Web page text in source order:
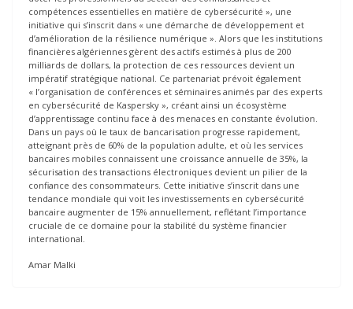
compétences essentielles en matière de cybersécurité », une
initiative qui s’inscrit dans « une démarche de développement et
d’amélioration de la résilience numérique ». Alors que les institutions
financières algériennes gèrent des actifs estimés à plus de 200
milliards de dollars, la protection de ces ressources devient un
impératif stratégique national. Ce partenariat prévoit également
« l’organisation de conférences et séminaires animés par des experts
en cybersécurité de Kaspersky », créant ainsi un écosystème
d’apprentissage continu face à des menaces en constante évolution.
Dans un pays où le taux de bancarisation progresse rapidement,
atteignant près de 60% de la population adulte, et où les services
bancaires mobiles connaissent une croissance annuelle de 35%, la
sécurisation des transactions électroniques devient un pilier de la
confiance des consommateurs. Cette initiative s’inscrit dans une
tendance mondiale qui voit les investissements en cybersécurité
bancaire augmenter de 15% annuellement, reflétant l’importance
cruciale de ce domaine pour la stabilité du système financier
international.
Amar Malki